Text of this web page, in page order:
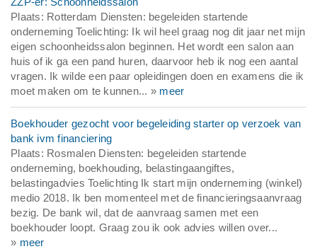
Plaats: Rotterdam Diensten: begeleiden startende
onderneming Toelichting: Ik wil heel graag nog dit jaar net mijn
eigen schoonheidssalon beginnen. Het wordt een salon aan
huis of ik ga een pand huren, daarvoor heb ik nog een aantal
vragen. Ik wilde een paar opleidingen doen en examens die ik
moet maken om te kunnen... » meer
Boekhouder gezocht voor begeleiding starter op verzoek van
bank ivm financiering
Plaats: Rosmalen Diensten: begeleiden startende
onderneming, boekhouding, belastingaangiftes,
belastingadvies Toelichting Ik start mijn onderneming (winkel)
medio 2018. Ik ben momenteel met de financieringsaanvraag
bezig. De bank wil, dat de aanvraag samen met een
boekhouder loopt. Graag zou ik ook advies willen over...
» meer